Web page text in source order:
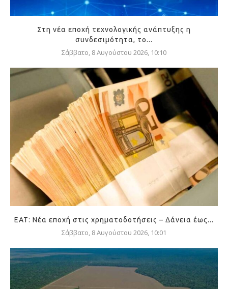
Στη νέα εποχή τεχνολογικής ανάπτυξης η
συνδεσιμότητα, το...
Σάββατο, 8 Αυγούστου 2026, 10:10
ΕΑΤ: Νέα εποχή στις χρηματοδοτήσεις – Δάνεια έως...
Σάββατο, 8 Αυγούστου 2026, 10:01